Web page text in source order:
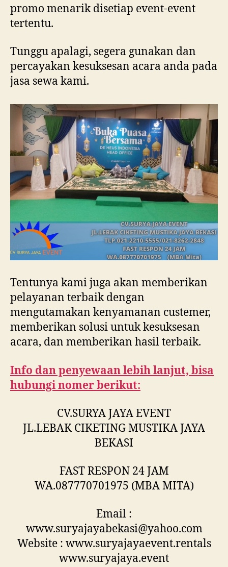
promo menarik disetiap event-event
tertentu.
Tunggu apalagi, segera gunakan dan
percayakan kesuksesan acara anda pada
jasa sewa kami.
Tentunya kami juga akan memberikan
pelayanan terbaik dengan
mengutamakan kenyamanan custemer,
memberikan solusi untuk kesuksesan
acara, dan memberikan hasil terbaik.
Info dan penyewaan lebih lanjut, bisa
hubungi nomer berikut:
CV.SURYA JAYA EVENT
JL.LEBAK CIKETING MUSTIKA JAYA
BEKASI
FAST RESPON 24 JAM
WA.087770701975 (MBA MITA)
Email :
www.suryajayabekasi@yahoo.com
Website : www.suryajayaevent.rentals
www.suryajaya.event